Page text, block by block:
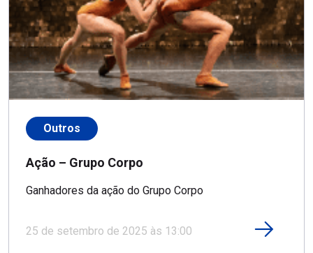
Outros
Ação – Grupo Corpo
Ganhadores da ação do Grupo Corpo
25 de setembro de 2025 às 13:00